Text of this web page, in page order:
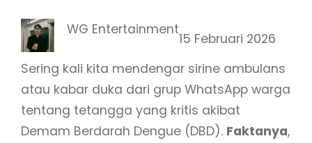
WG Entertainment
15 Februari 2026
Sering kali kita mendengar sirine ambulans
atau kabar duka dari grup WhatsApp warga
tentang tetangga yang kritis akibat
Demam Berdarah Dengue (DBD). Faktanya,